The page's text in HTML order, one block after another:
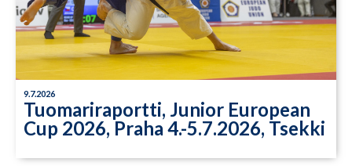
9.7.2026
Tuomariraportti, Junior European
Cup 2026, Praha 4.-5.7.2026, Tsekki